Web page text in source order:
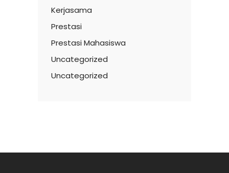
Kerjasama
Prestasi
Prestasi Mahasiswa
Uncategorized
Uncategorized